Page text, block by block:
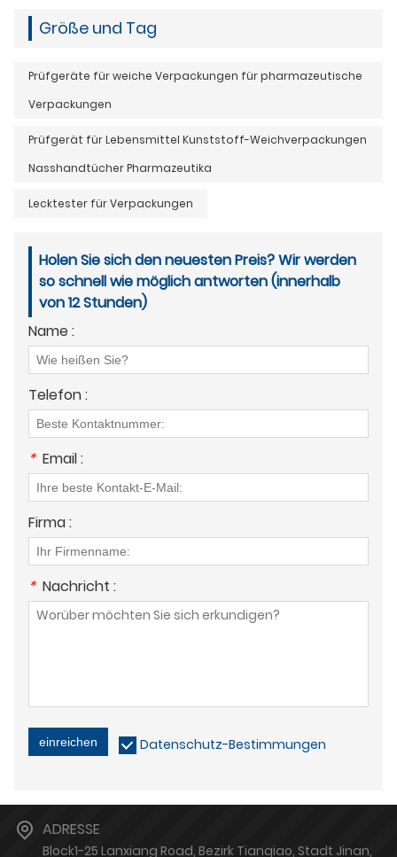
Größe und Tag
Prüfgeräte für weiche Verpackungen für pharmazeutische
Verpackungen
Prüfgerät für Lebensmittel Kunststoff-Weichverpackungen
Nasshandtücher Pharmazeutika
Lecktester für Verpackungen
Holen Sie sich den neuesten Preis? Wir werden
so schnell wie möglich antworten (innerhalb
von 12 Stunden)
Name :
Telefon :
* Email :
Firma :
* Nachricht :
einreichen Datenschutz-Bestimmungen
ADRESSE
Block1-25 Lanxiang Road, Bezirk Tianqiao, Stadt Jinan,